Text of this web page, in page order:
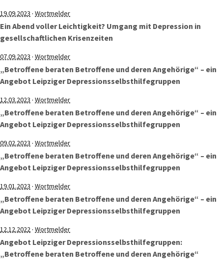
19.09.2023 · Wortmelder
Ein Abend voller Leichtigkeit? Umgang mit Depression in
gesellschaftlichen Krisenzeiten
07.09.2023 · Wortmelder
„Betroffene beraten Betroffene und deren Angehörige“ – ein
Angebot Leipziger Depressionsselbsthilfegruppen
12.03.2023 · Wortmelder
„Betroffene beraten Betroffene und deren Angehörige“ – ein
Angebot Leipziger Depressionsselbsthilfegruppen
09.02.2023 · Wortmelder
„Betroffene beraten Betroffene und deren Angehörige“ – ein
Angebot Leipziger Depressionsselbsthilfegruppen
19.01.2023 · Wortmelder
„Betroffene beraten Betroffene und deren Angehörige“ – ein
Angebot Leipziger Depressionsselbsthilfegruppen
12.12.2022· Wortmelder
Angebot Leipziger Depressionsselbsthilfegruppen:
„Betroffene beraten Betroffene und deren Angehörige“